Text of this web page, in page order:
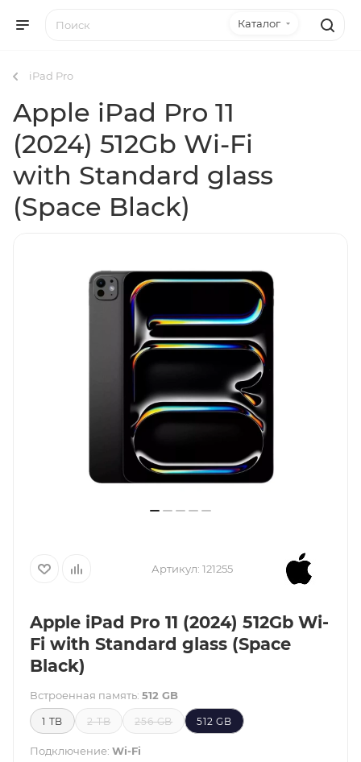
Каталог
iPad Pro
Apple iPad Pro 11
(2024) 512Gb Wi-Fi
with Standard glass
(Space Black)
Артикул: 121255
Apple iPad Pro 11 (2024) 512Gb Wi-
Fi with Standard glass (Space
Black)
Встроенная память: 512 GB
1 TB 2 TB 256 GB 512 GB
Подключение: Wi-Fi